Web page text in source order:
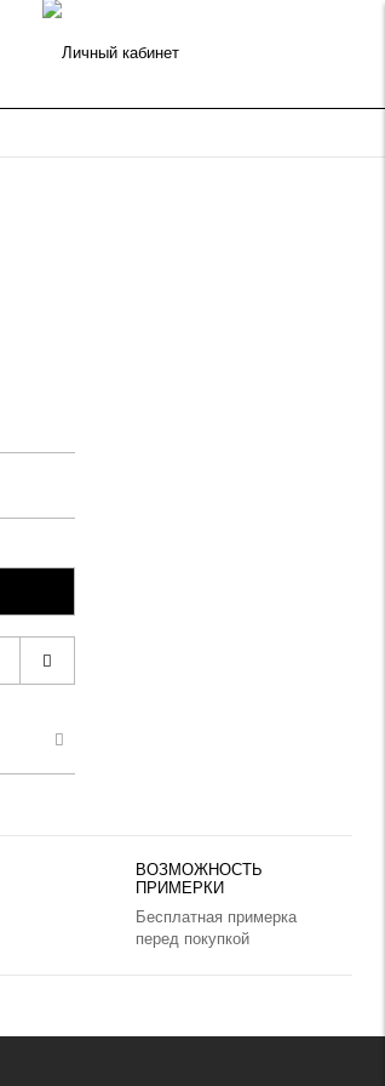
ВОЗМОЖНОСТЬ
ПРИМЕРКИ
Бесплатная примерка
перед покупкой